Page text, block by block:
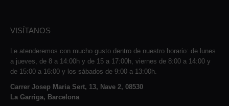
VISÍTANOS
Le atenderemos con mucho gusto dentro de nuestro horario: de lunes
a jueves, de 8 a 14:00h y de 15 a 17:00h, viernes de 8:00 a 14:00 y
de 15:00 a 16:00 y los sábados de 9:00 a 13:00h.
Carrer Josep Maria Sert, 13, Nave 2, 08530
La Garriga, Barcelona